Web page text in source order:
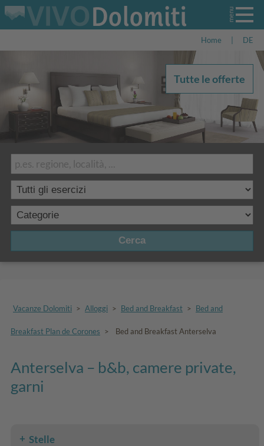
Home DE
Cerca
Tutte le offerte
Vacanze Dolomiti > Alloggi > Bed and Breakfast > Bed and
Breakfast Plan de Corones > Bed and Breakfast Anterselva
Anterselva – b&b, camere private,
garni
Stelle